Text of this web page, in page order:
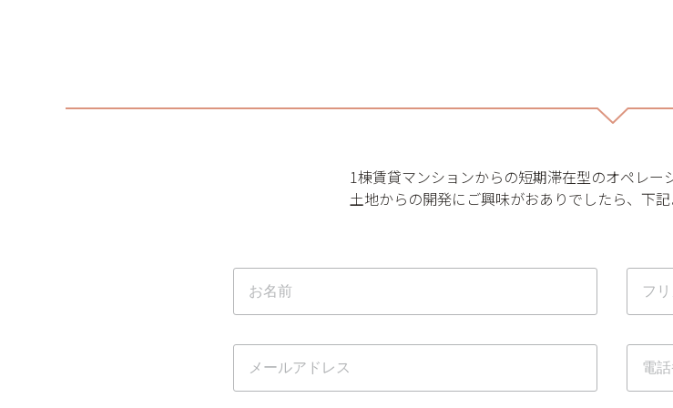
1棟賃貸マンションからの短期滞在型のオペレー
土地からの開発にご興味がおありでしたら、下